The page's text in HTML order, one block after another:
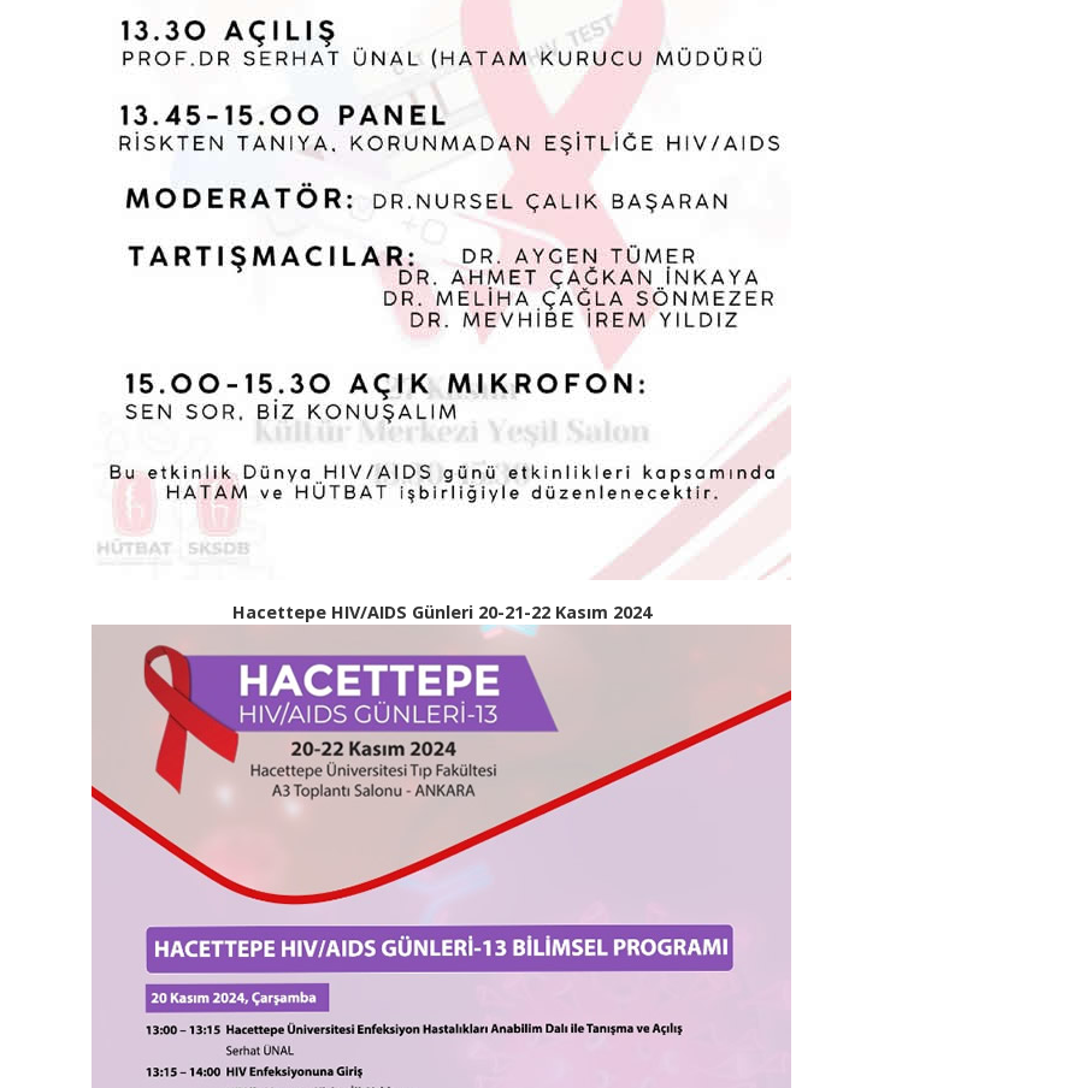
Hacettepe HIV/AIDS Günleri 20-21-22 Kasım 2024